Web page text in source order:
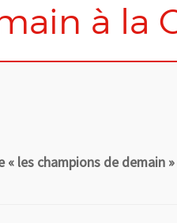
à la
les champions de demain